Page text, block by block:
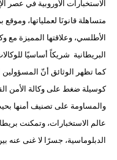
الاستخبارات الأوروبية في
متساهلة قانونَا لعملياتها، وموقع
الأطلسي، وعلاقتها المميزة مع
البريطانية شريكاً أساسيًا
كما تظهر الوثائق أنّ المسؤولين
كوسيلة ضغط على وكالة الأمن
والمساومة على تصنيف أمنها
عالم الاستخبارات، وتمكنت
الدبلوماسية، جسرًا لا غنى عنه